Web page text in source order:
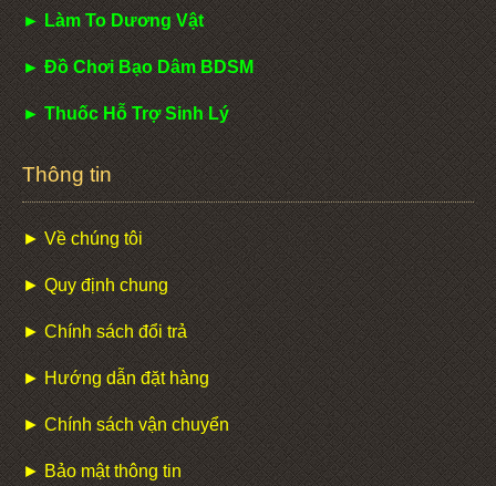
► Làm To Dương Vật
► Đồ Chơi Bạo Dâm BDSM
► Thuốc Hỗ Trợ Sinh Lý
Thông tin
► Về chúng tôi
► Quy định chung
► Chính sách đổi trả
► Hướng dẫn đặt hàng
► Chính sách vận chuyển
► Bảo mật thông tin